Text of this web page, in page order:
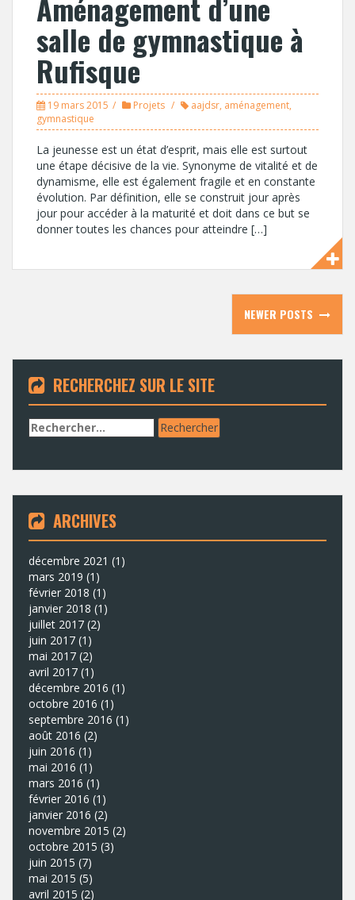
Aménagement d’une
salle de gymnastique à
Rufisque
19 mars 2015 Projets aajdsr, aménagement,
gymnastique
La jeunesse est un état d’esprit, mais elle est surtout
une étape décisive de la vie. Synonyme de vitalité et de
dynamisme, elle est également fragile et en constante
évolution. Par définition, elle se construit jour après
jour pour accéder à la maturité et doit dans ce but se
donner toutes les chances pour atteindre […]
NEWER POSTS
RECHERCHEZ SUR LE SITE
Rechercher :
ARCHIVES
décembre 2021 (1)
mars 2019 (1)
février 2018 (1)
janvier 2018 (1)
juillet 2017 (2)
juin 2017 (1)
mai 2017 (2)
avril 2017 (1)
décembre 2016 (1)
octobre 2016 (1)
septembre 2016 (1)
août 2016 (2)
juin 2016 (1)
mai 2016 (1)
mars 2016 (1)
février 2016 (1)
janvier 2016 (2)
novembre 2015 (2)
octobre 2015 (3)
juin 2015 (7)
mai 2015 (5)
avril 2015 (2)